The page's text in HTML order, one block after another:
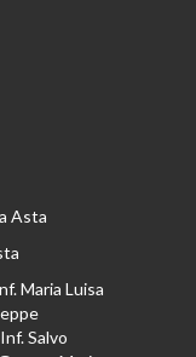
Asta
Maria Luisa
Salvo